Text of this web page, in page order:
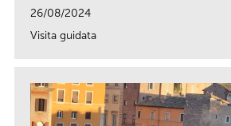
26/08/2024
Visita guidata